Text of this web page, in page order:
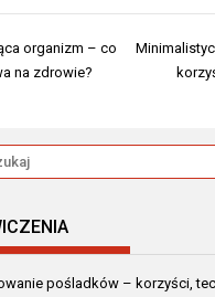
organizm – co
na zdrowie?
pośladków – korzyści,